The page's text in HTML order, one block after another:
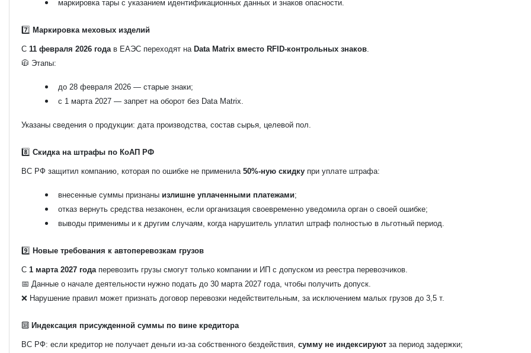
маркировка тары с указанием идентификационных данных и знаков опасности.
7️⃣ Маркировка меховых изделий
С 11 февраля 2026 года в ЕАЭС переходят на Data Matrix вместо RFID-контрольных знаков
🧥 Этапы:
до 28 февраля 2026 — старые знаки;
с 1 марта 2027 — запрет на оборот без Data Matrix.
Указаны сведения о продукции: дата производства, состав сырья, целевой пол.
8️⃣ Скидка на штрафы по КоАП РФ
ВС РФ защитил компанию, которая по ошибке не применила 50%-ную скидку при уплате штрафа:
внесенные суммы признаны излишне уплаченными платежами;
отказ вернуть средства незаконен, если организация своевременно уведомила орган о своей ошибке;
выводы применимы и к другим случаям, когда нарушитель уплатил штраф полностью в льготный период.
9️⃣ Новые требования к автоперевозкам грузов
С 1 марта 2027 года перевозить грузы смогут только компании и ИП с допуском из реестра перевозчиков.
📅 Данные о начале деятельности нужно подать до 30 марта 2027 года, чтобы получить допуск.
❌ Нарушение правил может признать договор перевозки недействительным, за исключением малых грузов до 3,5 т.
🔟 Индексация присужденной суммы по вине кредитора
ВС РФ: если кредитор не получает деньги из-за собственного бездействия, сумму не индексируют за период задержки;